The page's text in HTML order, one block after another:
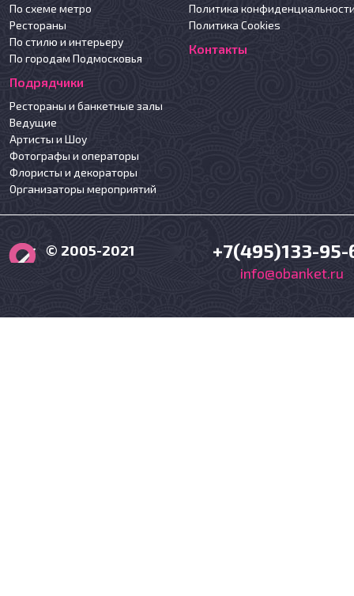
По схеме метро
Рестораны
По стилю и интерьеру
По городам Подмосковья
Подрядчики
Рестораны и банкетные залы
Ведущие
Артисты и Шоу
Фотографы и операторы
Флористы и декораторы
Организаторы мероприятий
Политика
Политика Cookies
Контакты
© 2005-2021 +7(495)133-95-
info@obanket.ru